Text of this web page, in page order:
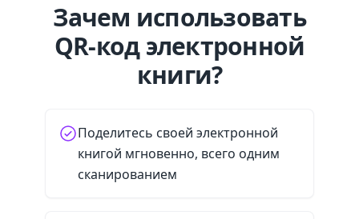
Зачем использовать
QR-код электронной
книги?
Поделитесь своей электронной
книгой мгновенно, всего одним
сканированием